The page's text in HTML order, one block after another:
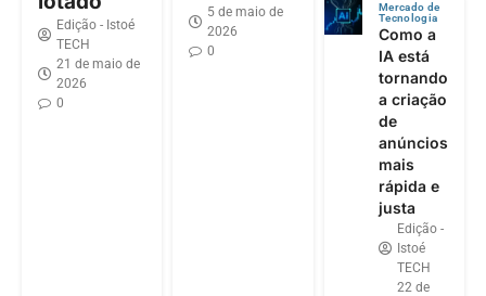
Edição - Istoé
TECH
21 de maio de
2026
0
5 de maio de
2026
0
Mercado de
Tecnologia
Como a
IA está
tornando
a criação
de
anúncios
mais
rápida e
justa
Edição -
Istoé
TECH
22 de